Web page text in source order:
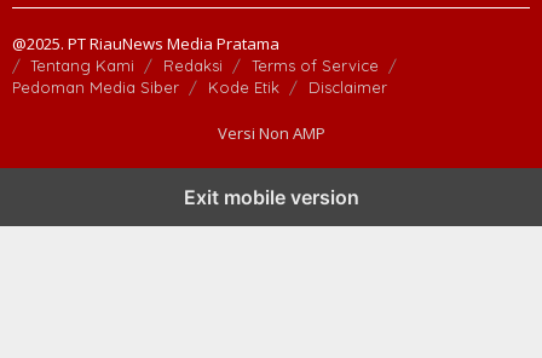
@2025. PT RiauNews Media Pratama
Tentang Kami Redaksi
Terms of Service
Pedoman Media Siber
Kode Etik Disclaimer
Versi Non AMP
Exit mobile version